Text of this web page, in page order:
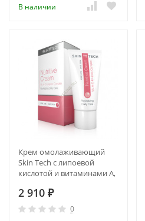
В наличии
Крем омолаживающий
Skin Tech с липоевой
кислотой и витаминами A,
2 910 ₽
0